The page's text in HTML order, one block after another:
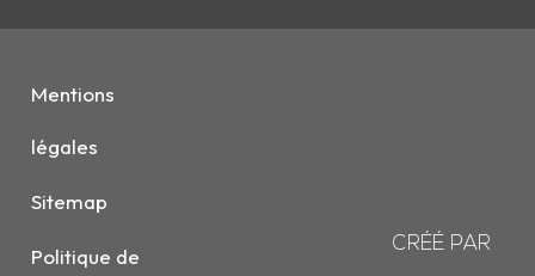
Mentions
légales
Sitemap
Politique de CRÉÉ PAR